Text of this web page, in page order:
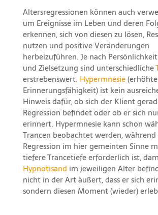
Altersregressionen können auch
um Ereignisse im Leben und deren
erkennen, sich von diesen zu lösen,
nutzen und positive Veränderungen
herbeizuführen. Je nach
und Zielsetzung sind unterschiedliche
erstrebenswert. Hypermnesie(erhöhte
Erinnerungsfähigkeit) ist kein
Hinweis dafür, ob sich der Klient
Regression befindet oder ob er sich
erinnert. Hypermnesie kann schon
Trancen beobachtet werden,
Regression im hier gemeinten Sinne
tiefere Trancetiefe erforderlich ist,
Hypnotisand im jeweiligen Alter
nicht in der Art äußert, dass er sich
sondern diesen Moment (wieder)